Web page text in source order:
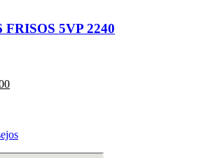
5VP 2240
O
R$18.800,00.